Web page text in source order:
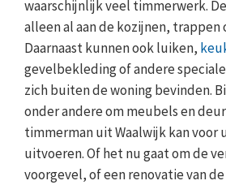
waarschijnlijk veel timmerwerk.
alleen al aan de kozijnen, trappen
Daarnaast kunnen ook luiken,
gevelbekleding of andere
zich buiten de woning bevinden.
onder andere om meubels en
timmerman uit Waalwijk kan voor
uitvoeren. Of het nu gaat om de
voorgevel, of een renovatie van